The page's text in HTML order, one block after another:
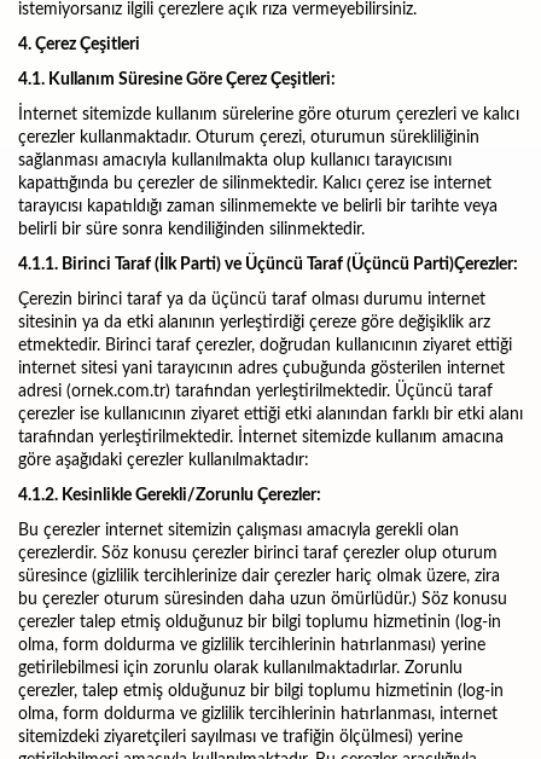
istemiyorsanız ilgili çerezlere açık rıza vermeyebilirsiniz.
4. Çerez Çeşitleri
4.1. Kullanım Süresine Göre Çerez Çeşitleri:
İnternet sitemizde kullanım sürelerine göre oturum çerezleri ve kalıcı
çerezler kullanmaktadır. Oturum çerezi, oturumun sürekliliğinin
sağlanması amacıyla kullanılmakta olup kullanıcı tarayıcısını
kapattığında bu çerezler de silinmektedir. Kalıcı çerez ise internet
tarayıcısı kapatıldığı zaman silinmemekte ve belirli bir tarihte veya
belirli bir süre sonra kendiliğinden silinmektedir.
4.1.1. Birinci Taraf (İlk Parti) ve Üçüncü Taraf (Üçüncü Parti)Çerezler:
Çerezin birinci taraf ya da üçüncü taraf olması durumu internet
sitesinin ya da etki alanının yerleştirdiği çereze göre değişiklik arz
etmektedir. Birinci taraf çerezler, doğrudan kullanıcının ziyaret ettiği
internet sitesi yani tarayıcının adres çubuğunda gösterilen internet
adresi (ornek.com.tr) tarafından yerleştirilmektedir. Üçüncü taraf
çerezler ise kullanıcının ziyaret ettiği etki alanından farklı bir etki alanı
tarafından yerleştirilmektedir. İnternet sitemizde kullanım amacına
göre aşağıdaki çerezler kullanılmaktadır:
4.1.2. Kesinlikle Gerekli/Zorunlu Çerezler:
Bu çerezler internet sitemizin çalışması amacıyla gerekli olan
çerezlerdir. Söz konusu çerezler birinci taraf çerezler olup oturum
süresince (gizlilik tercihlerinize dair çerezler hariç olmak üzere, zira
bu çerezler oturum süresinden daha uzun ömürlüdür.) Söz konusu
çerezler talep etmiş olduğunuz bir bilgi toplumu hizmetinin (log-in
olma, form doldurma ve gizlilik tercihlerinin hatırlanması) yerine
getirilebilmesi için zorunlu olarak kullanılmaktadırlar. Zorunlu
çerezler, talep etmiş olduğunuz bir bilgi toplumu hizmetinin (log-in
olma, form doldurma ve gizlilik tercihlerinin hatırlanması, internet
sitemizdeki ziyaretçileri sayılması ve trafiğin ölçülmesi) yerine